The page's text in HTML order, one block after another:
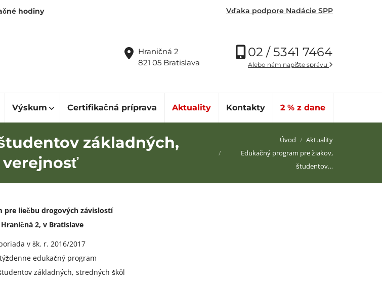
hodiny Vďaka podpore Nadácie SPP
Hraničná 2
821 05 Bratislava
02 / 5341 7464
Alebo nám napíšte správu
Výskum Certifikačná príprava Aktuality Kontakty 2 % z dane
základných,
Úvod
Aktuality
Edukačný program pre žiakov,
študentov…
pre liečbu drogových závislostí
Hraničná 2, v Bratislave
v šk. r. 2016/2017
edukačný program
základných, stredných škôl